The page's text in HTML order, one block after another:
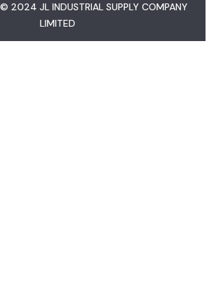
© 2024 JL INDUSTRIAL SUPPLY COMPANY
LIMITED